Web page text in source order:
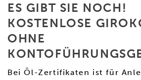
ES GIBT SIE NOCH!
KOSTENLOSE
OHNE
Bei Öl-Zertifikaten ist für